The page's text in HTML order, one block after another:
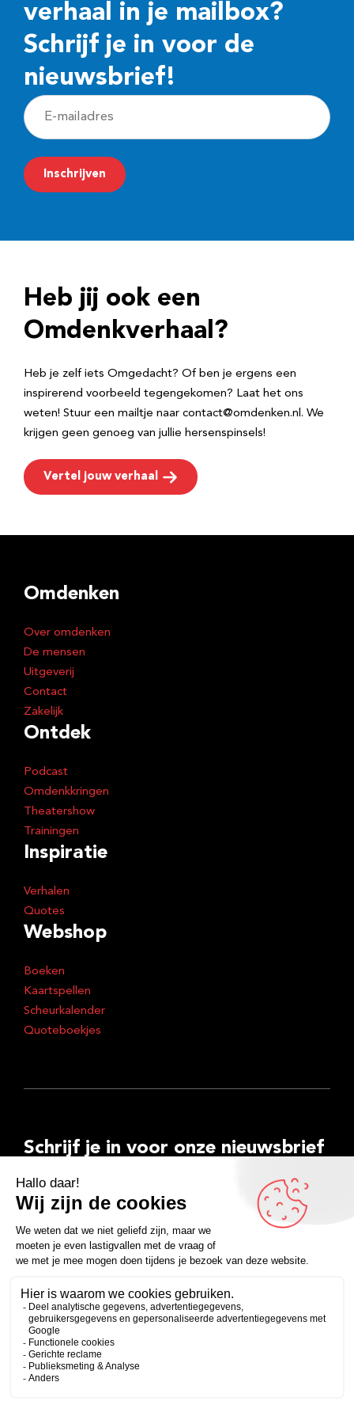
verhaal in je mailbox?
Schrijf je in voor de
nieuwsbrief!
E
-
m
a
r
e
Inschrijven
Heb jij ook een
Omdenkverhaal?
Heb je zelf iets Omgedacht? Of ben je ergens een
inspirerend voorbeeld tegengekomen? Laat het ons
weten! Stuur een mailtje naar contact@omdenken.nl. We
krijgen geen genoeg van jullie hersenspinsels!
Vertel jouw verhaal
Omdenken
Over omdenken
De mensen
Uitgeverij
Contact
Zakelijk
Ontdek
Podcast
Omdenkkringen
Theatershow
Trainingen
Inspiratie
Verhalen
Quotes
Webshop
Boeken
Kaartspellen
Scheurkalender
Quoteboekjes
Schrijf je in voor onze nieuwsbrief
E-
mailadres
Inschrijven
FacebookInstagramLinkedInYouTubeSpotify
Copyright 2026